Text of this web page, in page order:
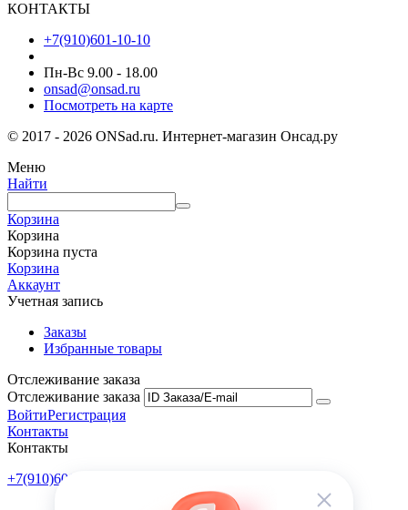
КОНТАКТЫ
+7(910)601-10-10
Пн-Вс 9.00 - 18.00
onsad@onsad.ru
Посмотреть на карте
© 2017 - 2026 ONSad.ru. Интернет-магазин Онсад.ру
Меню
Найти
Корзина
Корзина
Корзина пуста
Корзина
Аккаунт
Учетная запись
Заказы
Избранные товары
Отслеживание заказа
Отслеживание заказа
ВойтиРегистрация
Контакты
Контакты
+7(910)601-10-10